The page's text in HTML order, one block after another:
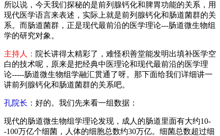
所以说，今天我们探秘的是前列腺钙化和脾胃功能的关系，用
现代医学语言来表述，实际上就是前列腺钙化和肠道菌群的关
系。而肠道菌群，正是现代最前沿的医学理论---肠道微生物组
学的研究对象。
主持人： 院长讲得太精彩了，难怪积善堂能发明出填补医学空
白的技术呢，原来是把经典中医理论和现代最前沿的医学理
论-----肠道微生物组学融汇贯通了呀。那下面给我们详细讲一
讲前列腺钙化和肠道菌群的关系吧。
孔院长： 好的。我们先来看一组数据：
现代的肠道微生物组学理论发现，成人的肠道里面有大约10-
-100万亿个细菌，人体的细胞总数约30万亿。细菌总数超过细